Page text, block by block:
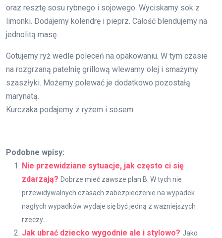
oraz resztę sosu rybnego i sojowego. Wyciskamy sok z
limonki. Dodajemy kolendrę i pieprz. Całość blendujemy na
jednolitą masę.
Gotujemy ryż wedle poleceń na opakowaniu. W tym czasie
na rozgrzaną patelnię grillową wlewamy olej i smażymy
szaszłyki. Możemy polewać je dodatkowo pozostałą
marynatą.
Kurczaka podajemy z ryżem i sosem.
Podobne wpisy:
Nie przewidziane sytuacje, jak często ci się
zdarzają? Dobrze mieć zawsze plan B. W tych nie
przewidywalnych czasach zabezpieczenie na wypadek
nagłych wypadków wydaje się być jedną z ważniejszych
rzeczy...
Jak ubrać dziecko wygodnie ale i stylowo? Jako